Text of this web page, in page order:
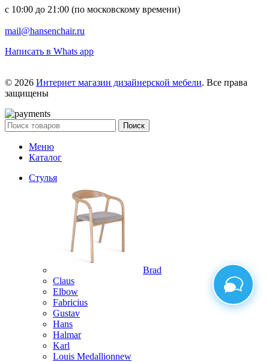
с 10:00 до 21:00 (по московскому времени)
mail@hansenchair.ru
Написать в Whats app
© 2026 Интернет магазин дизайнерской мебели. Все права
защищены
Поиск
Меню
Каталог
Стулья
Brad
Claus
Elbow
Fabricius
Gustav
Hans
Halmar
Karl
Louis Medallionnew